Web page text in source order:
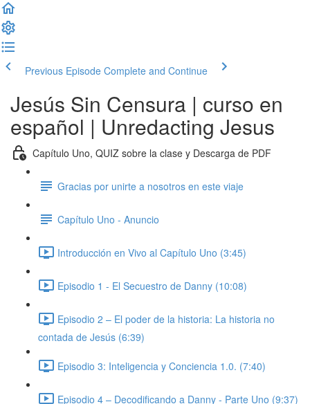
Previous Episode Complete and Continue
Jesús Sin Censura | curso en
español | Unredacting Jesus
Capítulo Uno, QUIZ sobre la clase y Descarga de PDF
Gracias por unirte a nosotros en este viaje
Capítulo Uno - Anuncio
Introducción en Vivo al Capítulo Uno (3:45)
Episodio 1 - El Secuestro de Danny (10:08)
Episodio 2 – El poder de la historia: La historia no
contada de Jesús (6:39)
Episodio 3: Inteligencia y Conciencia 1.0. (7:40)
Episodio 4 – Decodificando a Danny - Parte Uno (9:37)